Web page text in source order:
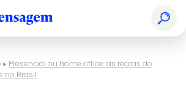
▸ Presencial ou home office: as regras do
no Brasil